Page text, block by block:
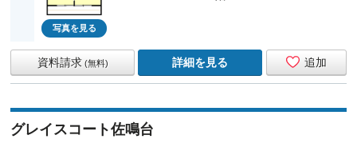
写真を見る
追加
資料請求 (無料) 詳細を見る
グレイスコート佐鳴台